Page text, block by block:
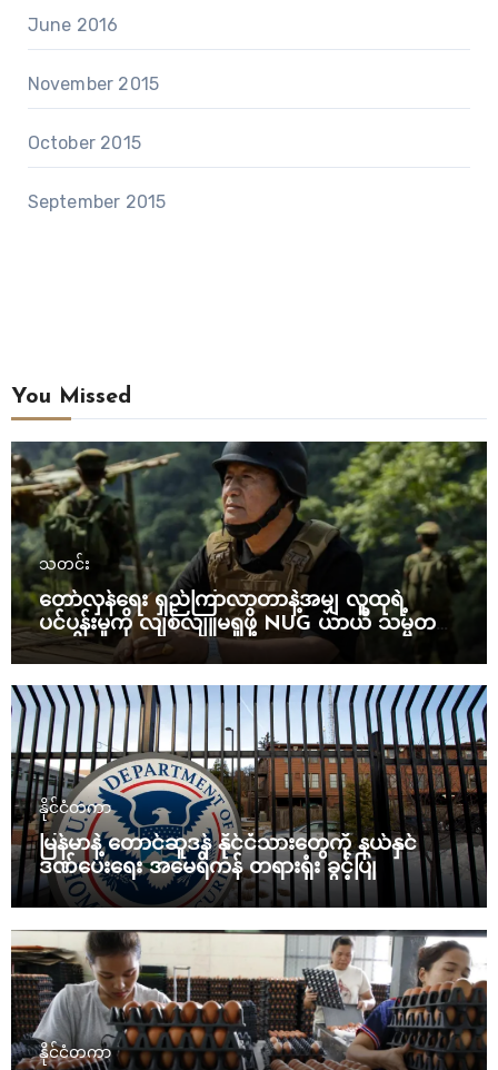
June 2016
November 2015
October 2015
September 2015
You Missed
သတင်း
တော်လှန်ရေး ရှည်ကြာလာတာနဲ့အမျှ လူထုရဲ့
ပင်ပန်းမှုကို လျစ်လျူမရှုဖို့ NUG ယာယီ သမ္မတ
သတိပေး
နိုင်ငံတကာ
မြန်မာနဲ့ တောင်ဆူဒန် နိုင်ငံသားတွေကို နယ်နှင်
ဒဏ်ပေးရေး အမေရိကန် တရားရုံး ခွင့်ပြု
နိုင်ငံတကာ